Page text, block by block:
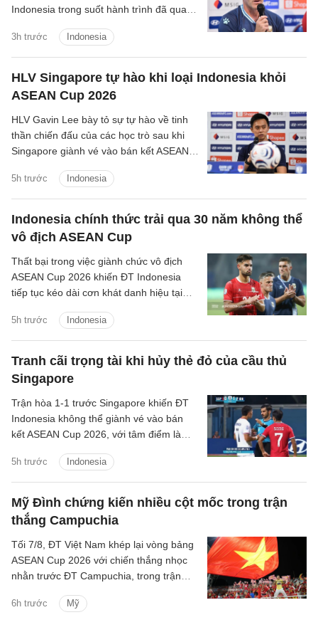
3h trước Indonesia
Indonesia trong suốt hành trình đã qua
HLV Singapore tự hào khi loại Indonesia khỏi
ASEAN Cup 2026
5h trước Indonesia
HLV Gavin Lee bày tỏ sự tự hào về tinh
thần chiến đấu của các học trò sau khi
Singapore giành vé vào bán kết ASEAN
loại ngay từ vòng bảng.
Indonesia chính thức trải qua 30 năm không thể
vô địch ASEAN Cup
5h trước Indonesia
Thất bại trong việc giành chức vô địch
ASEAN Cup 2026 khiến ĐT Indonesia
tiếp tục kéo dài cơn khát danh hiệu tại
kể từ lần đầu tiên giải được tổ chức.
Tranh cãi trọng tài khi hủy thẻ đỏ của cầu thủ
Singapore
5h trước Indonesia
Trận hòa 1-1 trước Singapore khiến ĐT
Indonesia không thể giành vé vào bán
kết ASEAN Cup 2026, với tâm điểm là
Salim.
Mỹ Đình chứng kiến nhiều cột mốc trong trận
thắng Campuchia
6h trước Mỹ
Tối 7/8, ĐT Việt Nam khép lại vòng bảng
ASEAN Cup 2026 với chiến thắng nhọc
nhằn trước ĐT Campuchia, trong trận